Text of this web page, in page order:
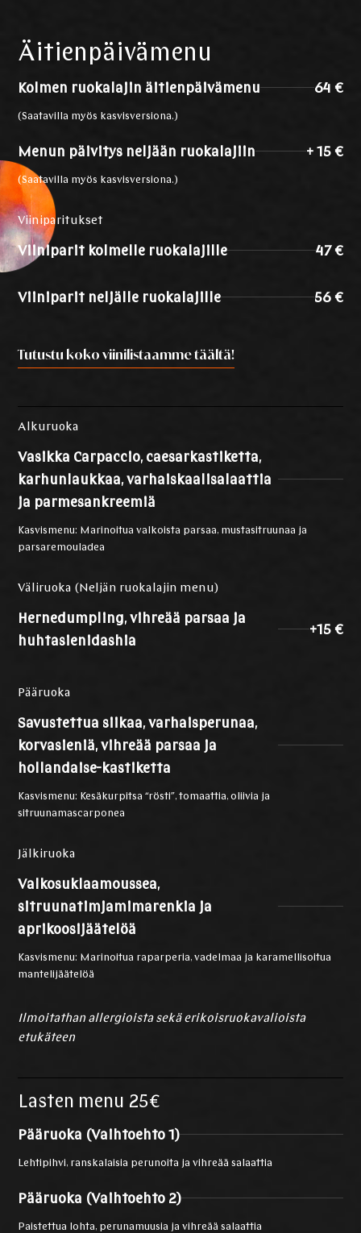
Äitienpäivämenu
Kolmen ruokalajin äitienpäivämenu 64 €
(Saatavilla myös kasvisversiona.)
Menun päivitys neljään ruokalajiin + 15 €
(Saatavilla myös kasvisversiona.)
Viiniparitukset
Viiniparit kolmelle ruokalajille 47 €
Viiniparit neljälle ruokalajille 56 €
Tutustu koko viinilistaamme täältä!
Alkuruoka
Vasikka Carpaccio, caesarkastiketta,
karhunlaukkaa, varhaiskaalisalaattia
ja parmesankreemiä
Kasvismenu: Marinoitua valkoista parsaa, mustasitruunaa ja
parsaremouladea
Väliruoka (Neljän ruokalajin menu)
Hernedumpling, vihreää parsaa ja
huhtasienidashia
+15 €
Pääruoka
Savustettua siikaa, varhaisperunaa,
korvasieniä, vihreää parsaa ja
hollandaise-kastiketta
Kasvismenu: Kesäkurpitsa “rösti”, tomaattia, oliivia ja
sitruunamascarponea
Jälkiruoka
Valkosuklaamoussea,
sitruunatimjamimarenkia ja
aprikoosijäätelöä
Kasvismenu: Marinoitua raparperia, vadelmaa ja karamellisoitua
mantelijäätelöä
Ilmoitathan allergioista sekä erikoisruokavalioista
etukäteen
Lasten menu 25€
Pääruoka (Vaihtoehto 1)
Lehtipihvi, ranskalaisia perunoita ja vihreää salaattia
Pääruoka (Vaihtoehto 2)
Paistettua lohta, perunamuusia ja vihreää salaattia